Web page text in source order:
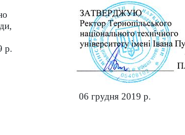
р.
06 грудня 2019 р.